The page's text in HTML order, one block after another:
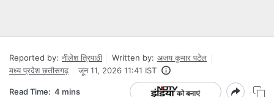
Reported by: नीलेश त्रिपाठी Written by: अजय कुमार पटेल
मध्य प्रदेश छत्तीसगढ़
जून 11, 2026 11:41 IST
Read Time: 4 mins